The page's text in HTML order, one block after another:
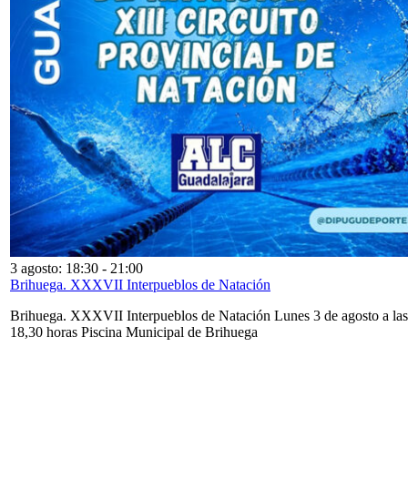
3 agosto: 18:30 - 21:00
Brihuega. XXXVII Interpueblos de Natación
Brihuega. XXXVII Interpueblos de Natación Lunes 3 de agosto a las
18,30 horas Piscina Municipal de Brihuega